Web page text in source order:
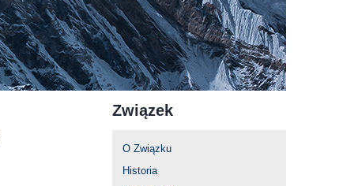
Związek
O Związku
Historia